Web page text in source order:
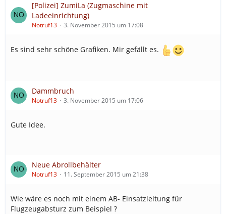
[Polizei] ZumiLa (Zugmaschine mit
Ladeeinrichtung)
Notruf13 3. November 2015 um 17:08
Es sind sehr schöne Grafiken. Mir gefällt es.
Dammbruch
Notruf13 3. November 2015 um 17:06
Gute Idee.
Neue Abrollbehälter
Notruf13 11. September 2015 um 21:38
Wie wäre es noch mit einem AB- Einsatzleitung für
Flugzeugabsturz zum Beispiel ?